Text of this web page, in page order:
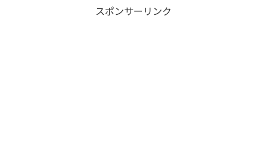
スポンサーリンク